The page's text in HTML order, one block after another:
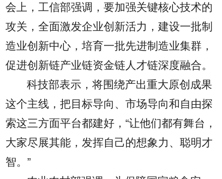
会上，工信部强调，要加强关键核心技术的
攻关，全面激发企业创新活力，建设一批制
造业创新中心，培育一批先进制造业集群，
促进创新链产业链资金链人才链深度融合。
科技部表示，将围绕产出重大原创成果
这个主线，把目标导向、市场导向和自由探
索这三方面平台都建好，“让他们都有舞台，
大家尽展其能，发挥自己的想象力、聪明才
智。”